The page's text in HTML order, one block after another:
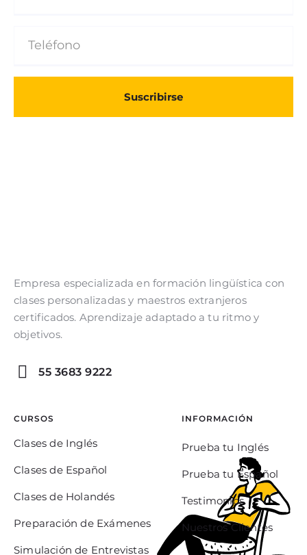
Suscribirse
Empresa especializada en formación lingüística con
clases personalizadas y maestros extranjeros
certificados. Aprendizaje adaptado a tu ritmo y
objetivos.
55 3683 9222
CURSOS
Clases de Inglés
Clases de Español
Clases de Holandés
Preparación de Exámenes
Simulación de Entrevistas
INFORMACIÓN
Prueba tu Inglés
Prueba tu Español
Testimonios
Nuestros Clientes